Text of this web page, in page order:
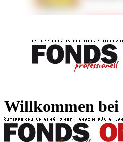
Willkommen bei